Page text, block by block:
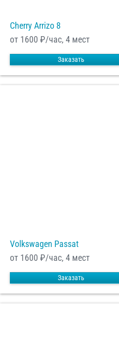
Cherry Arrizo 8
от 1600 ₽/час, 4 мест
Заказать
Volkswagen Passat
от 1600 ₽/час, 4 мест
Заказать